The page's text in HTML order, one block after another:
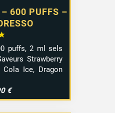
50 avis
600 PUFFS –
puffs, 2 ml sels
Strawberry
Cola Ice, Dragon
€